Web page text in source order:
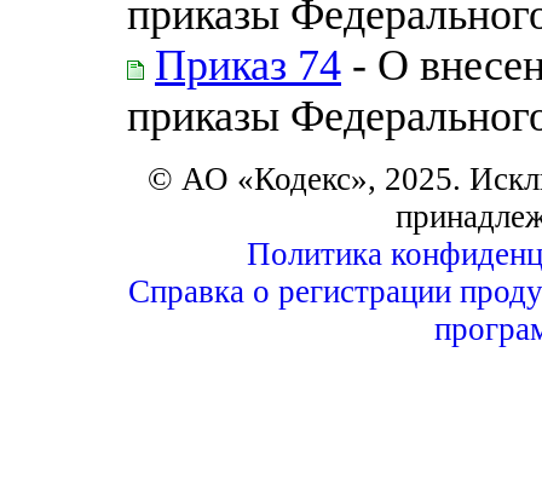
приказы
Приказ 74 - О
приказы
© АО «Кодекс», 2025.
Политика
Справка о регистрации